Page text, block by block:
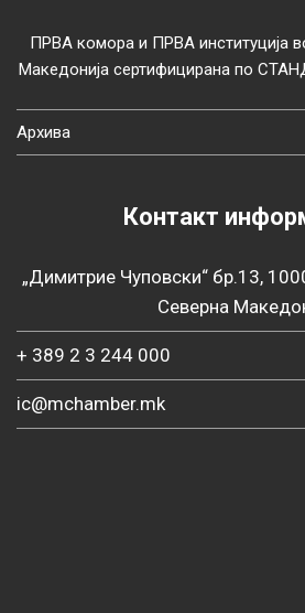
ПРВА комора и ПРВА институција
Македонија сертифицирана по
Архива
Контакт
„Димитрие Чуповски“ бр.13,
Северна
+ 389 2 3 244 000
ic@mchamber.mk